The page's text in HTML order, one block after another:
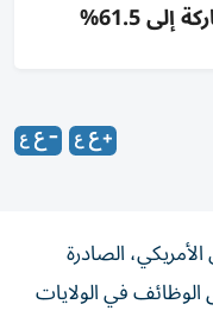
الصادرة
في الولايات